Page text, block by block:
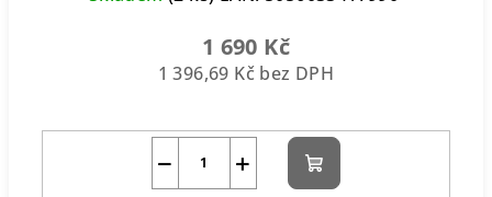
1 690 Kč
1 396,69 Kč bez DPH
+
− Do
košíku